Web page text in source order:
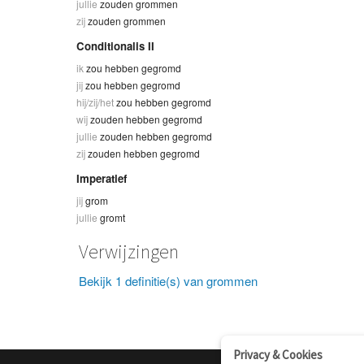
jullie zouden grommen
zijzouden grommen
Conditionalis II
ik zou hebben gegromd
jijzou hebben gegromd
hij/zij/hetzou hebben gegromd
wijzouden hebben gegromd
jullie zouden hebben gegromd
zijzouden hebben gegromd
Imperatief
jijgrom
jullie gromt
Verwijzingen
Bekijk 1 definitie(s) van grommen
Privacy & Cookies